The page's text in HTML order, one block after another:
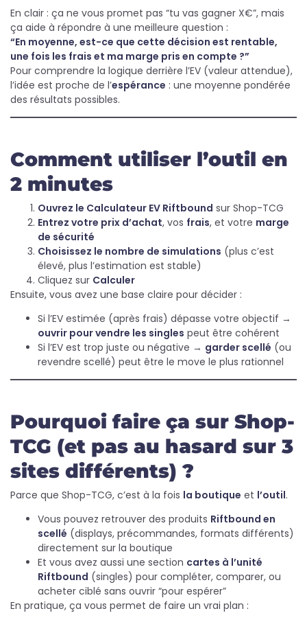
En clair : ça ne vous promet pas “tu vas gagner X€”, mais
ça aide à répondre à une meilleure question :
“En moyenne, est-ce que cette décision est rentable,
une fois les frais et ma marge pris en compte ?”
Pour comprendre la logique derrière l’EV (valeur attendue),
l’idée est proche de l’espérance : une moyenne pondérée
des résultats possibles.
Comment utiliser l’outil en
2 minutes
Ouvrez le Calculateur EV Riftbound sur Shop-TCG
Entrez votre prix d’achat, vos frais, et votre marge
de sécurité
Choisissez le nombre de simulations (plus c’est
élevé, plus l’estimation est stable)
Cliquez sur Calculer
Ensuite, vous avez une base claire pour décider :
Si l’EV estimée (après frais) dépasse votre objectif →
ouvrir pour vendre les singles peut être cohérent
Si l’EV est trop juste ou négative → garder scellé (ou
revendre scellé) peut être le move le plus rationnel
Pourquoi faire ça sur Shop-
TCG (et pas au hasard sur 3
sites différents) ?
Parce que Shop-TCG, c’est à la fois la boutique et l’outil.
Vous pouvez retrouver des produits Riftbound en
scellé (displays, précommandes, formats différents)
directement sur la boutique
Et vous avez aussi une section cartes à l’unité
Riftbound (singles) pour compléter, comparer, ou
acheter ciblé sans ouvrir “pour espérer”
En pratique, ça vous permet de faire un vrai plan :